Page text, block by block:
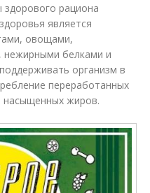
рациона
является
овощами,
нежирными белками и
организм в
переработанных
насыщенных жиров.